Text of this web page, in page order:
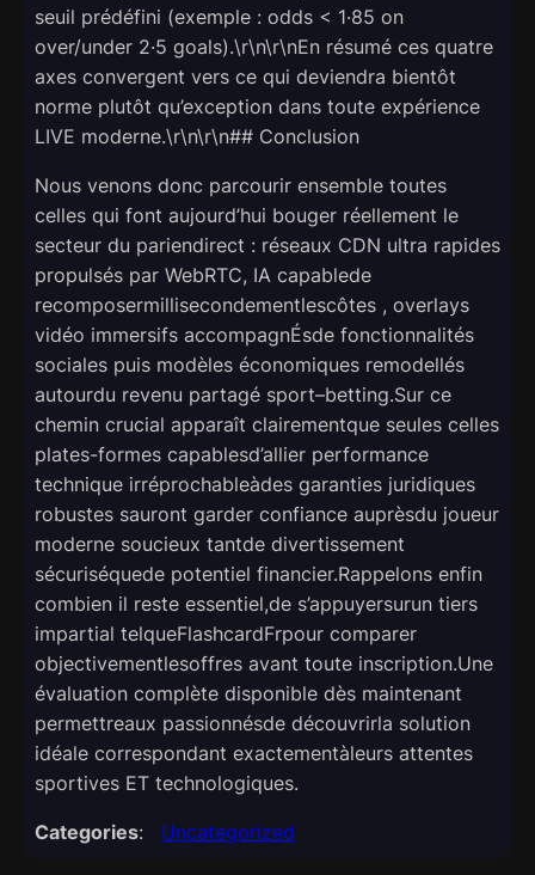
seuil prédéfini (exemple : odds < 1·85 on
over/under 2·5 goals).\r\n\r\nEn résumé ces quatre
axes convergent vers ce qui deviendra bientôt
norme plutôt qu’exception dans toute expérience
LIVE moderne.\r\n\r\n## Conclusion
Nous venons donc parcourir ensemble toutes
celles qui font aujourd’hui bouger réellement le
secteur du pari­en­direct : réseaux CDN ultra rapides
propulsés par WebRTC, IA capablede
recomposermillisecondementlescôtes , overlays
vidéo immersifs accompagnÉsde fonctionnalités
sociales puis modèles économiques remodellés
autourdu revenu partagé sport–betting.Sur ce
chemin crucial apparaît clairementque seules celles
plates-formes capablesd’allier performance
technique irréprochableàdes garanties juridiques
robustes sauront garder confiance auprèsdu joueur
moderne soucieux tantde divertissement
sécuriséquede potentiel financier.Rappelons enfin
combien il reste essentiel,de s’appuyersurun tiers
impartial telqueFlashcardFrpour comparer
objectivementlesoffres avant toute inscription.Une
évaluation complète disponible dès maintenant
permettreaux passionnésde découvrirla solution
idéale correspondant exactementàleurs attentes
sportives ET technologiques.​
Categories: Uncategorized